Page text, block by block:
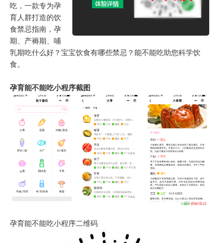
吃，一款专为孕
育人群打造的饮
食禁忌指南，孕
期、产褥期、哺
乳期吃什么好？宝宝饮食有哪些禁忌？能不能吃助您科学饮
食。
孕育能不能吃小程序截图
孕育能不能吃小程序二维码